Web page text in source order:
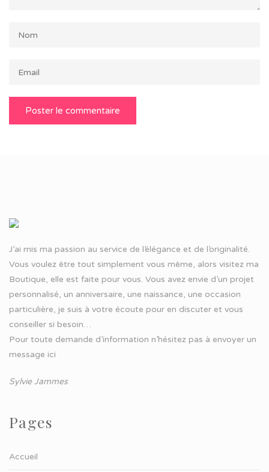
J’ai mis ma passion au service de l’élégance et de l’originalité.
Vous voulez être tout simplement vous même, alors visitez ma
Boutique, elle est faite pour vous. Vous avez envie d’un projet
personnalisé, un anniversaire, une naissance, une occasion
particulière, je suis à votre écoute pour en discuter et vous
conseiller si besoin…
Pour toute demande d’information n’hésitez pas à envoyer un
message ici
Sylvie Jammes
Pages
Accueil